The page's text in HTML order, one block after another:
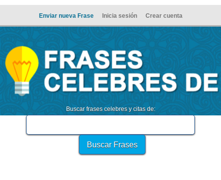
Enviar nueva Frase Inicia sesión Crear cuenta
Buscar frases celebres y citas de: